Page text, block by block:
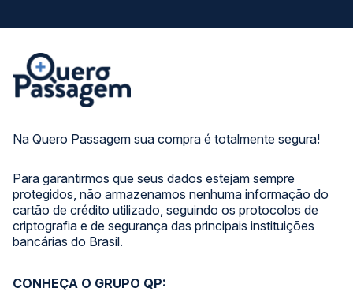
Na Quero Passagem sua compra é totalmente segura!
Para garantirmos que seus dados estejam sempre
protegidos, não armazenamos nenhuma informação do
cartão de crédito utilizado, seguindo os protocolos de
criptografia e de segurança das principais instituições
bancárias do Brasil.
CONHEÇA O GRUPO QP: